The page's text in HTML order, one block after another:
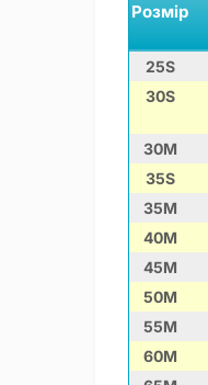
Розмір
25S
30S
30M
35S
35M
40M
45M
50M
55M
60M